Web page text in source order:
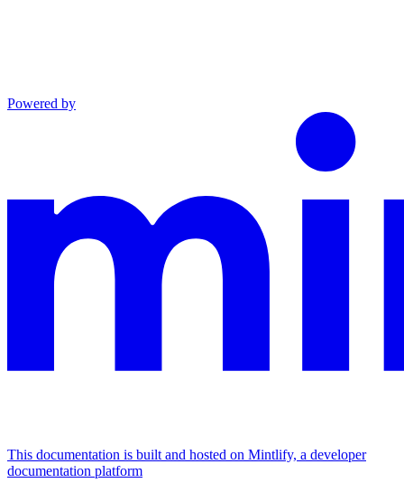
Powered by
This documentation is built and hosted on Mintlify, a developer
documentation platform